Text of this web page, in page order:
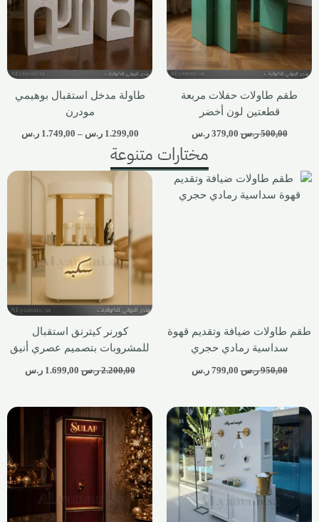
طقم طاولات حفلات مربعة
قطعتين لون أخضر
500,00 ر.س 379,00 ر.س
طاولة مدخل استقبال بوهيمي
مودرن
1.299,00 ر.س –
1.749,00 ر.س
مختارات متنوعة
طقم طاولات ضيافة وتقديم قهوة
سداسية رمادي حجري
950,00 ر.س 799,00 ر.س
كورنر كيترنق استقبال
للمشروبات بتصميم عصري أنيق
2.200,00 ر.س 1.699,00 ر.س